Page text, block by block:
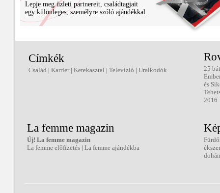
Lepje meg üzleti partnereit, családtagjait
egy különleges, személyre szóló ajándékkal.
Címkék
Család | Karrier| Kerekasztal | Televízió | Uralkodók
25
és
2016
La femme magazin
Új! La femme magazin
La femme előfizetés | La femme ajándékba